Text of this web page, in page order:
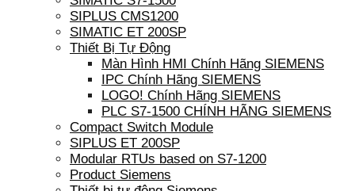
SIPLUS CMS1200
SIMATIC ET 200SP
Thiết Bị Tự Động
Màn Hình HMI Chính Hãng SIEMENS
IPC Chính Hãng SIEMENS
LOGO! Chính Hãng SIEMENS
PLC S7-1500 CHÍNH HÃNG SIEMENS
Compact Switch Module
SIPLUS ET 200SP
Modular RTUs based on S7-1200
Product Siemens